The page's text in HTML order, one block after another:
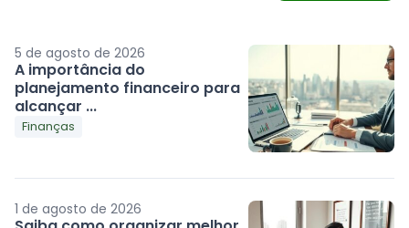
5 de agosto de 2026
A importância do
planejamento financeiro para
alcançar ...
Finanças
1 de agosto de 2026